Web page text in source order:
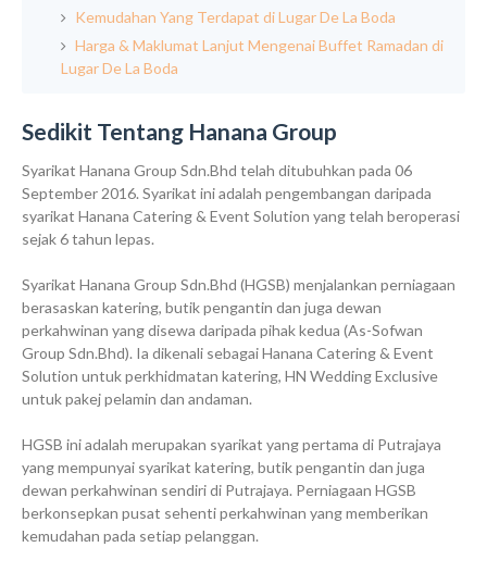
Kemudahan Yang Terdapat di Lugar De La Boda
Harga & Maklumat Lanjut Mengenai Buffet Ramadan di
Lugar De La Boda
Sedikit Tentang Hanana Group
Syarikat Hanana Group Sdn.Bhd telah ditubuhkan pada 06
September 2016. Syarikat ini adalah pengembangan daripada
syarikat Hanana Catering & Event Solution yang telah beroperasi
sejak 6 tahun lepas.
Syarikat Hanana Group Sdn.Bhd (HGSB) menjalankan perniagaan
berasaskan katering, butik pengantin dan juga dewan
perkahwinan yang disewa daripada pihak kedua (As-Sofwan
Group Sdn.Bhd). Ia dikenali sebagai Hanana Catering & Event
Solution untuk perkhidmatan katering, HN Wedding Exclusive
untuk pakej pelamin dan andaman.
HGSB ini adalah merupakan syarikat yang pertama di Putrajaya
yang mempunyai syarikat katering, butik pengantin dan juga
dewan perkahwinan sendiri di Putrajaya. Perniagaan HGSB
berkonsepkan pusat sehenti perkahwinan yang memberikan
kemudahan pada setiap pelanggan.